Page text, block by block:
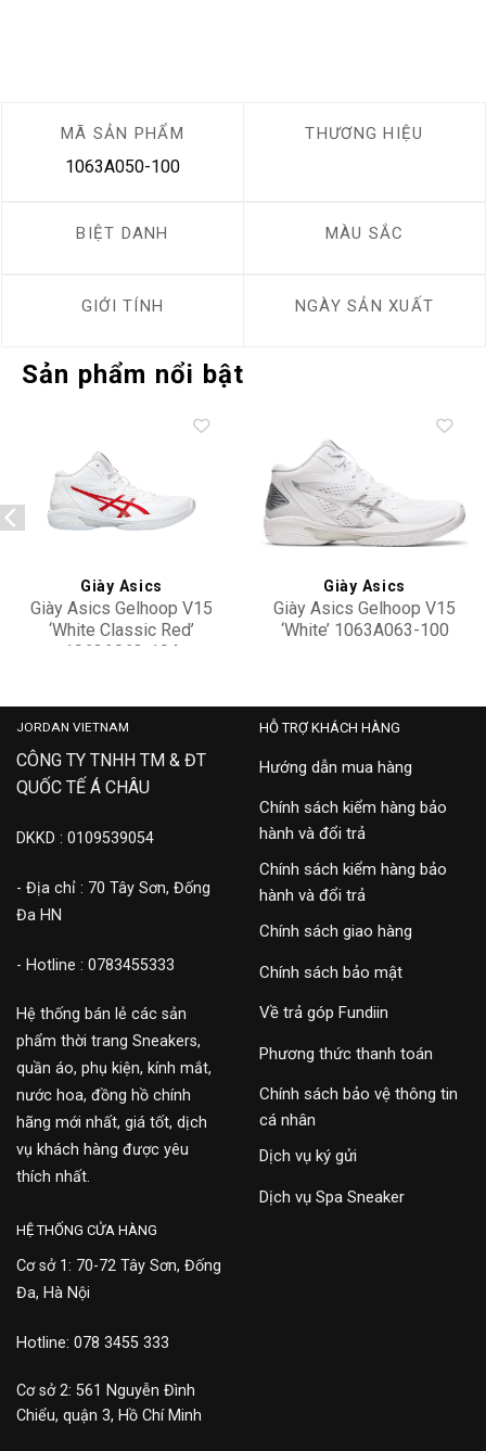
MÃ SẢN PHẨM
1063A050-100
THƯƠNG HIỆU
BIỆT DANH MÀU SẮC
GIỚI TÍNH NGÀY SẢN XUẤT
Sản phẩm nổi bật
wishlist
Giày Asics
Giày Asics Gelhoop V15
‘White Classic Red’
1063A063-104
Giày Asics
Giày Asics Gelhoop V15
‘White’ 1063A063-100
JORDAN VIETNAM
CÔNG TY TNHH TM & ĐT
QUỐC TẾ Á CHÂU
DKKD : 0109539054
- Địa chỉ : 70 Tây Sơn, Đống
Đa HN
- Hotline : 0783455333
Hệ thống bán lẻ các sản
phẩm thời trang Sneakers,
quần áo, phụ kiện, kính mắt,
nước hoa, đồng hồ chính
hãng mới nhất, giá tốt, dịch
vụ khách hàng được yêu
thích nhất.
HỖ TRỢ KHÁCH HÀNG
Hướng dẫn mua hàng
Chính sách kiểm hàng bảo
hành và đổi trả
Chính sách kiểm hàng bảo
hành và đổi trả
Chính sách giao hàng
Chính sách bảo mật
Về trả góp Fundiin
Phương thức thanh toán
Chính sách bảo vệ thông tin
cá nhân
Dịch vụ ký gửi
Dịch vụ Spa Sneaker
HỆ THỐNG CỬA HÀNG
Cơ sở 1: 70-72 Tây Sơn, Đống
Đa, Hà Nội
Hotline: 078 3455 333
Cơ sở 2: 561 Nguyễn Đình
Chiểu, quận 3, Hồ Chí Minh